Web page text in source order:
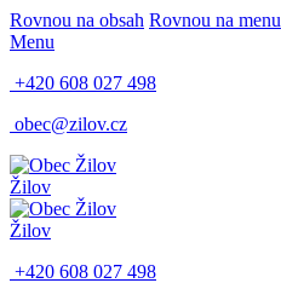
Rovnou na obsah Rovnou na menu
Menu
+420 608 027 498
obec@zilov.cz
Žilov
Žilov
+420 608 027 498